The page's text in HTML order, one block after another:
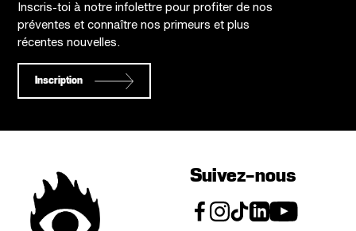
Inscris-toi à notre infolettre pour profiter de nos
préventes et connaître nos primeurs et plus
récentes nouvelles.
Inscription
Suivez-nous